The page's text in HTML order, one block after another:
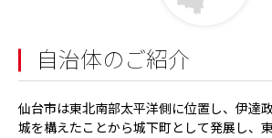
自治体のご紹介
仙台市は東北南部太平洋側に位置し、伊達
城を構えたことから城下町として発展し、